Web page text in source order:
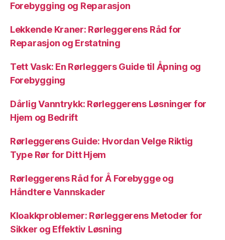
Forebygging og Reparasjon
Lekkende Kraner: Rørleggerens Råd for
Reparasjon og Erstatning
Tett Vask: En Rørleggers Guide til Åpning og
Forebygging
Dårlig Vanntrykk: Rørleggerens Løsninger for
Hjem og Bedrift
Rørleggerens Guide: Hvordan Velge Riktig
Type Rør for Ditt Hjem
Rørleggerens Råd for Å Forebygge og
Håndtere Vannskader
Kloakkproblemer: Rørleggerens Metoder for
Sikker og Effektiv Løsning